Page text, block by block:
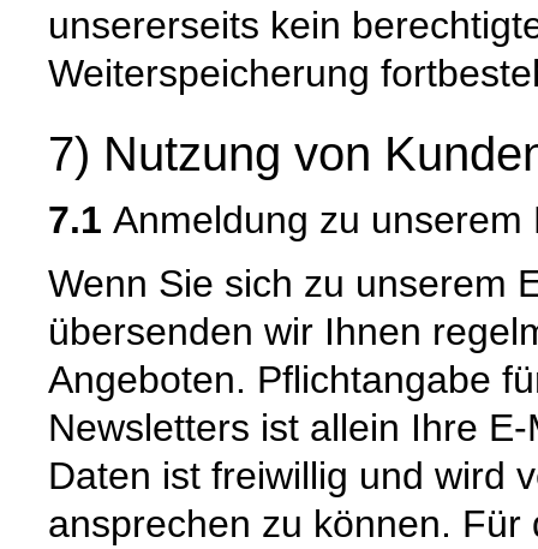
unsererseits kein
Weiterspeicherung
7) Nutzung von
7.1 Anmeldung zu unserem
Wenn Sie sich zu unserem
übersenden wir Ihnen
Angeboten. Pflichtangabe
Newsletters ist allein Ihre
Daten ist freiwillig und wird
ansprechen zu können. Für